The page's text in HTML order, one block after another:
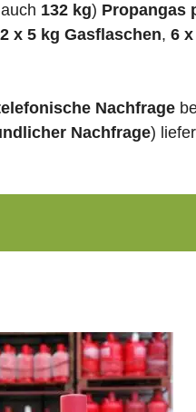
132 kg) Propangas
x 5 kg Gasflaschen, 6 x
Nachfrage
Nachfrage)